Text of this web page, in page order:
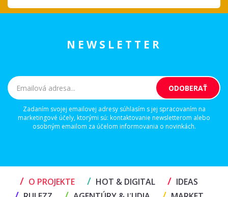
NEWSLETTER
Zadaním svojej emailovej adresy súhlasím s jej spracovaním na
marketingové účely, ktorými sú: kontaktovanie newsletterom alebo
osobným emailom za účelom informovania o novinkách.
/ O PROJEKTE / HOT & DIGITAL / IDEAS